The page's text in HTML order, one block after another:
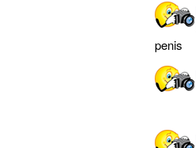
penis